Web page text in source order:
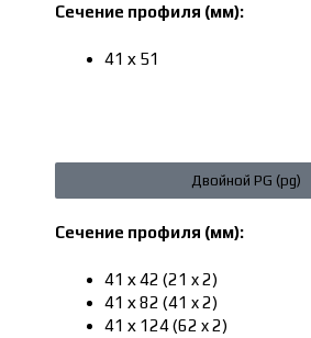
Сечение профиля (мм):
41 х 51
Двойной PG (pg)
Сечение профиля (мм):
41 х 42 (21 x 2)
41 х 82 (41 x 2)
41 х 124 (62 x 2)